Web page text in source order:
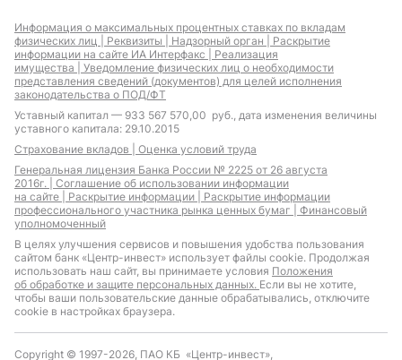
Информация о максимальных процентных ставках по вкладам
физических лиц | Реквизиты | Надзорный орган | Раскрытие
информации на сайте ИА Интерфакс | Реализация
имущества | Уведомление физических лиц о необходимости
представления сведений (документов) для целей исполнения
законодательства о ПОД/ФТ
Уставный капитал — 933 567 570,00 руб., дата изменения величины
уставного капитала: 29.10.2015
Страхование вкладов | Оценка условий труда
Генеральная лицензия Банка России № 2225 от 26 августа
2016г. | Соглашение об использовании информации
на сайте | Раскрытие информации | Раскрытие информации
профессионального участника рынка ценных бумаг | Финансовый
уполномоченный
В целях улучшения сервисов и повышения удобства пользования
сайтом банк «Центр-инвест» использует файлы cookie. Продолжая
использовать наш сайт, вы принимаете условия Положения
об обработке и защите персональных данных. Если вы не хотите,
чтобы ваши пользовательские данные обрабатывались, отключите
cookie в настройках браузера.
Copyright © 1997-2026, ПАО КБ «Центр-инвест»,